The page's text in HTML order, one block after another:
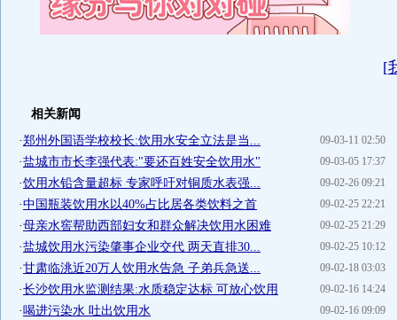
[
相关新闻
09-03-11 02:50
·郑州外国语学校校长:饮用水安全立法是当...
09-03-05 17:37
·盐城市市长李强代表:"要还百姓安全饮用水"
09-02-26 09:21
·饮用水铅含量超标 专家呼吁对铜质水表强...
09-02-25 22:21
·中国瓶装饮用水以40%占比居各类饮料之首
09-02-25 21:29
·母亲水窖帮助西部妇女和群众解决饮用水困难
09-02-25 10:12
·盐城饮用水污染肇事企业交代 两天直排30...
09-02-18 03:03
·甘肃临洮近20万人饮用水告急 子弟兵急送...
09-02-16 14:24
·长沙饮用水监测结果:水质稳定达标 可放心饮用
09-02-16 09:09
·喝进污染水 吐出饮用水